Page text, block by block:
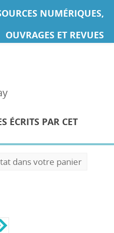
NUMÉRIQUES,
OUVRAGES ET REVUES
ÉCRITS PAR CET
dans votre panier